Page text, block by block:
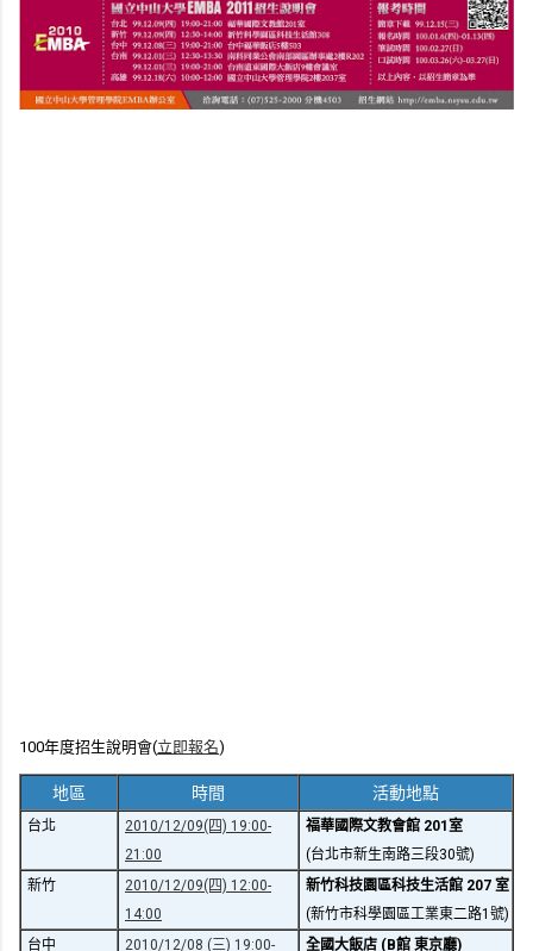
100年度招生說明會(立即報名)
地區 時間 活動地點
台北
2010/12/09(四) 19:00-
21:00
福華國際文教會館 201室
(台北市新生南路三段30號)
新竹
2010/12/09(四) 12:00-
14:00
新竹科技園區科技生活館 207 室
(新竹市科學園區工業東二路1號)
台中
2010/12/08 (三) 19:00- 全國大飯店 (B館 東京廳)